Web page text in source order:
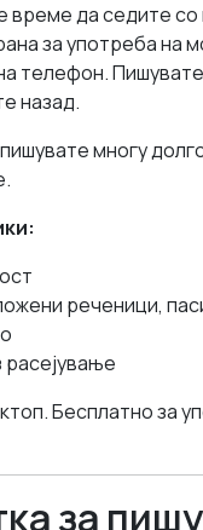
време да седите
за употреба на
телефон.
назад.
многу
реченици,
Бесплатно за
за